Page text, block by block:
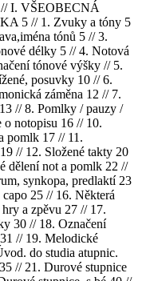
I. VŠEOBECNÁ
5 // 1. Zvuky a tóny 5
tónů 5 // 3.
délky 5 // 4. Notová
tónové výšky // 5.
posuvky 10 // 6.
záměna 12 // 7.
// 8. Pomlky / pauzy /
notopisu 16 // 10.
pomlk 17 // 11.
// 12. Složené takty 20
dělení not a pomlk 22 //
synkopa, predlaktí 23
25 // 16. Některá
a zpěvu 27 // 17.
30 // 18. Označení
// 19. Melodické
do studia atupnic.
// 21. Durové stupnice